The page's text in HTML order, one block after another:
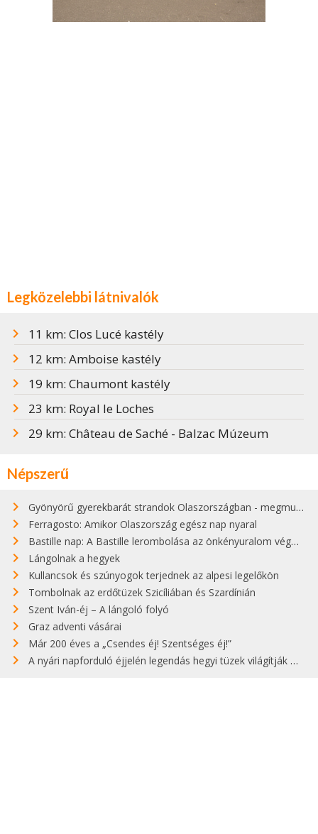
Legközelebbi látnivalók
11 km: Clos Lucé kastély
12 km: Amboise kastély
19 km: Chaumont kastély
23 km: Royal le Loches
29 km: Château de Saché - Balzac Múzeum
Népszerű
Gyönyörű gyerekbarát strandok Olaszországban - megmutatjuk a 15 legjobbat
Ferragosto: Amikor Olaszország egész nap nyaral
Bastille nap: A Bastille lerombolása az önkényuralom végét jelentette
Lángolnak a hegyek
Kullancsok és szúnyogok terjednek az alpesi legelőkön
Tombolnak az erdőtüzek Szicíliában és Szardínián
Szent Iván-éj – A lángoló folyó
Graz adventi vásárai
Már 200 éves a „Csendes éj! Szentséges éj!”
A nyári napforduló éjjelén legendás hegyi tüzek világítják meg Zugspitzét